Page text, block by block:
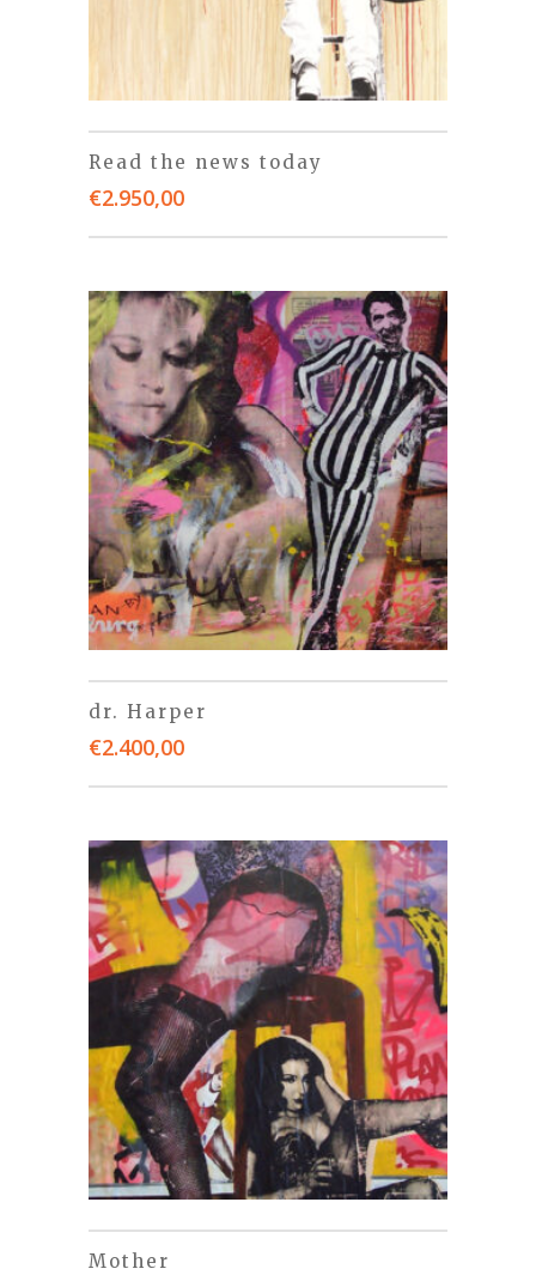
Read the news today
€2.950,00
dr. Harper
€2.400,00
Mother